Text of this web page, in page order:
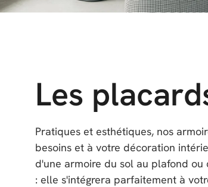
Les
Pratiques et esthétiques, nos
besoins et à votre décoration
d'une armoire du sol au plafond ou
: elle s'intégrera parfaitement à